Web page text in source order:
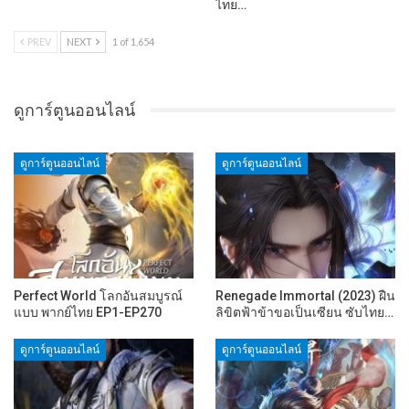
ไทย…
PREV NEXT 1 of 1,654
ดูการ์ตูนออนไลน์
ดูการ์ตูนออนไลน์
Perfect World โลกอันสมบูรณ์
แบบ พากย์ไทย EP1-EP270
ดูการ์ตูนออนไลน์
Renegade Immortal (2023) ฝืน
ลิขิตฟ้าข้าขอเป็นเซียน ซับไทย…
ดูการ์ตูนออนไลน์ ดูการ์ตูนออนไลน์